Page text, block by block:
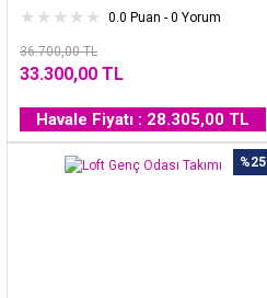
0.0 Puan - 0 Yorum
36.700,00 TL
33.300,00 TL
Havale Fiyatı : 28.305,00 TL
%25